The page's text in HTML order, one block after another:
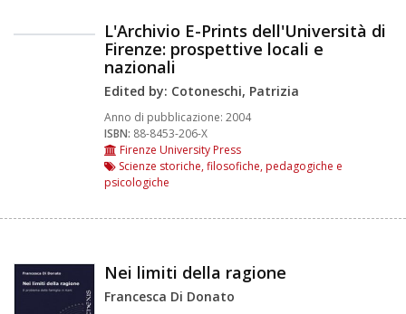
L'Archivio E-Prints dell'Università di
Firenze: prospettive locali e
nazionali
Edited by: Cotoneschi, Patrizia
Anno di pubblicazione: 2004
ISBN: 88-8453-206-X
Firenze University Press
Scienze storiche, filosofiche, pedagogiche e
psicologiche
Nei limiti della ragione
Francesca Di Donato